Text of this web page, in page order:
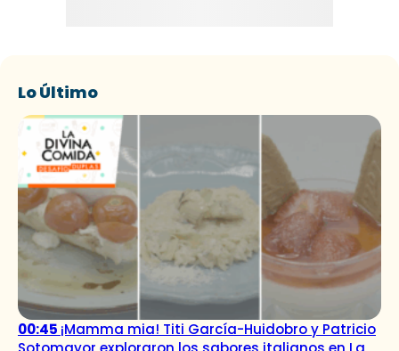
Lo Último
00:45 ¡Mamma mia! Titi García-Huidobro y Patricio